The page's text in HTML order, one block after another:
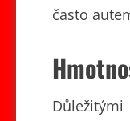
často